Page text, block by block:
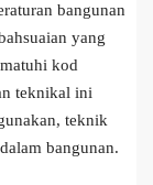
bangunan
yang
kod
teknikal ini
teknik
bangunan.